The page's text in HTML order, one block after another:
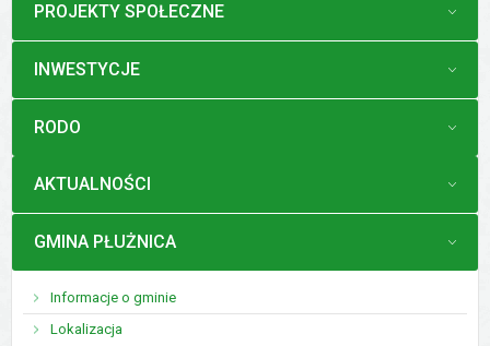
MENU
PROJEKTY SPOŁECZNE
MENU
INWESTYCJE
MENU
RODO
MENU
AKTUALNOŚCI
MENU
GMINA PŁUŻNICA
Informacje o gminie
Lokalizacja